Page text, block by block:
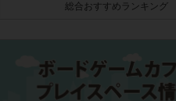
総合おすすめランキング